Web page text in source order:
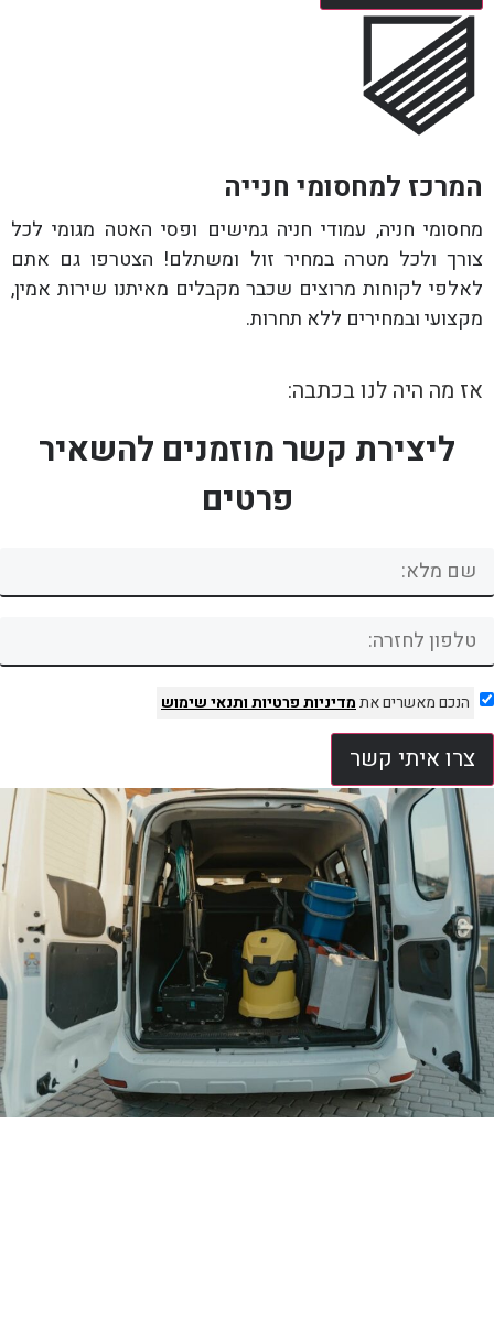
המרכז למחסומי חנייה
מחסומי חניה, עמודי חניה גמישים ופסי האטה מגומי לכל
צורך ולכל מטרה במחיר זול ומשתלם! הצטרפו גם אתם
לאלפי לקוחות מרוצים שכבר מקבלים מאיתנו שירות אמין,
מקצועי ובמחירים ללא תחרות.
אז מה היה לנו בכתבה:
ליצירת קשר מוזמנים להשאיר
פרטים
הנכם מאשרים אתמדיניות פרטיותותנאי שימוש
צרו איתי קשר